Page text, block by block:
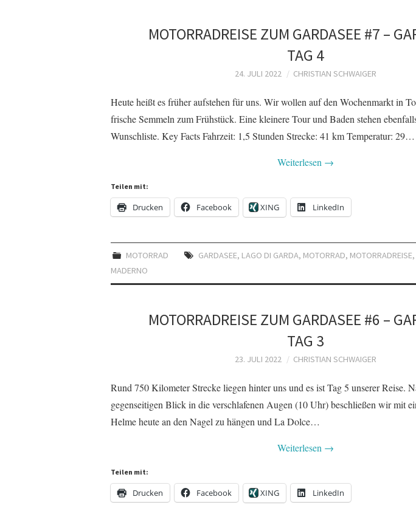
MOTORRADREISE ZUM GARDASEE #7 –
TAG 4
24. JULI 2022 CHRISTIAN SCHWAIGER
Heute heißt es früher aufstehen für uns. Wir wollen auf den Wochenmarkt in
frische Semmeln zum Frühstück. Eine kleinere Tour und Baden stehen
Wunschliste. Key Facts Fahrzeit: 1,5 Stunden Strecke: 41 km Temperatur: 29…
Weiterlesen →
Teilen mit:
Drucken Facebook XING LinkedIn
MOTORRAD GARDASEE, LAGO DI GARDA, MOTORRAD, MOTORRADREISE,
MADERNO
MOTORRADREISE ZUM GARDASEE #6 –
TAG 3
23. JULI 2022 CHRISTIAN SCHWAIGER
Rund 750 Kilometer Strecke liegen hinter uns und es ist Tag 5 unserer Reise.
gegenseitigen Blick in die verschlafenen Augen (10 Uhr) beschließen wir mit
Helme heute an den Nagel zu hängen und La Dolce…
Weiterlesen →
Teilen mit:
Drucken Facebook XING LinkedIn